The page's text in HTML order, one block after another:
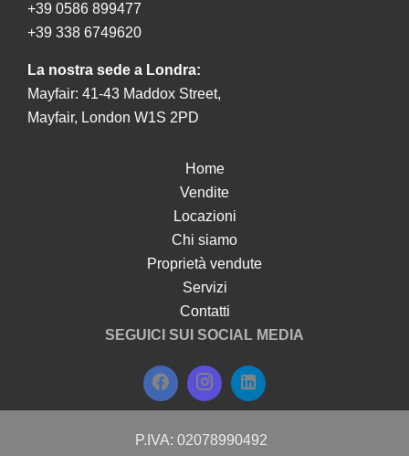
+39 0586 899477
+39 338 6749620
La nostra sede a Londra:
Mayfair: 41-43 Maddox Street,
Mayfair, London W1S 2PD
Home
Vendite
Locazioni
Chi siamo
Proprietà vendute
Servizi
Contatti
SEGUICI SUI SOCIAL MEDIA
P.IVA: 02078990492